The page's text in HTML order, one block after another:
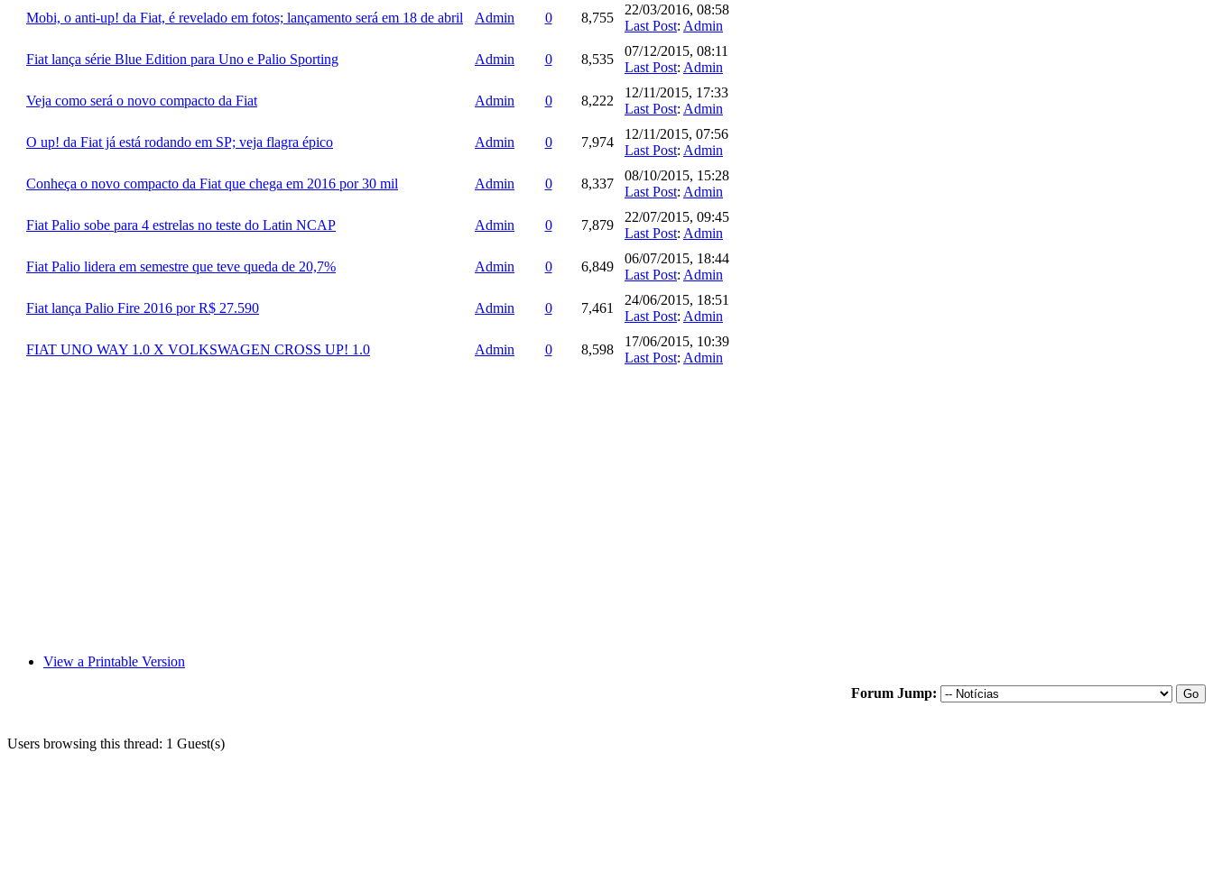
Mobi, o anti-up! da Fiat, é revelado em fotos; lançamento será em 18 de abril Admin 0 8,755
22/03/2016, 08:58
Last Post: Admin
Fiat lança série Blue Edition para Uno e Palio Sporting Admin 0 8,535
07/12/2015, 08:11
Last Post: Admin
Veja como será o novo compacto da Fiat Admin 0 8,222
12/11/2015, 17:33
Last Post: Admin
O up! da Fiat já está rodando em SP; veja flagra épico Admin 0 7,974
12/11/2015, 07:56
Last Post: Admin
Conheça o novo compacto da Fiat que chega em 2016 por 30 mil Admin 0 8,337
08/10/2015, 15:28
Last Post: Admin
Fiat Palio sobe para 4 estrelas no teste do Latin NCAP Admin 0 7,879
22/07/2015, 09:45
Last Post: Admin
Fiat Palio lidera em semestre que teve queda de 20,7% Admin 0 6,849
06/07/2015, 18:44
Last Post: Admin
Fiat lança Palio Fire 2016 por R$ 27.590 Admin 0 7,461
24/06/2015, 18:51
Last Post: Admin
FIAT UNO WAY 1.0 X VOLKSWAGEN CROSS UP! 1.0 Admin 0 8,598
17/06/2015, 10:39
Last Post: Admin
View a Printable Version
Forum Jump:
Users browsing this thread: 1 Guest(s)